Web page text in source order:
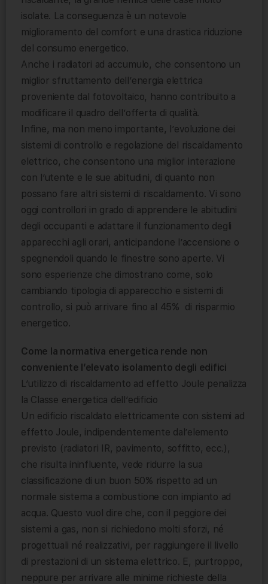
isolate. La conseguenza è un notevole
miglioramento del comfort e una drastica riduzione
del consumo energetico.
Anche i radiatori ad accumulo, che consentono un
miglior sfruttamento dell’energia elettrica
proveniente dal fotovoltaico, hanno contribuito a
modificare il quadro dell’offerta di qualità.
Infine, ma non meno importante, l’evoluzione dei
sistemi di controllo e regolazione del riscaldamento
elettrico, che consentono una miglior interazione
con l’utente e le sue abitudini, di quanto non
possano fare altri sistemi di riscaldamento. Vi sono
oggi controllori in grado di apprendere le abitudini
degli occupanti e adattare il funzionamento degli
apparecchi agli orari, anticipandone l’accensione o
spegnendoli quando le finestre sono aperte. Vi
sono esperienze che dimostrano come, solo
cambiando tipologia di apparecchio e sistemi di
controllo, si può arrivare fino al 45% di risparmio
energetico.
Come la normativa energetica rende non
conveniente l’elevato isolamento degli edifici
L’utilizzo di riscaldamento ad effetto Joule penalizza
la Classe energetica dell’edificio
Un edificio riscaldato elettricamente con sistemi ad
effetto Joule, indipendentemente dal’elemento
previsto (radiatori IR, pavimento, soffitto, ecc.),
che risulta ininfluente, vede ridurre la sua
classificazione di un buon 50% rispetto ad un
normale sistema a combustione con impianto ad
acqua. Questo vuol dire che, con il peggiore dei
sistemi a gas, non si richiedono molti sforzi, né
progettuali né realizzativi, per raggiungere il livello
di prestazioni di un sistema elettrico. E, purtroppo,
neppure per arrivare alle minime richieste della